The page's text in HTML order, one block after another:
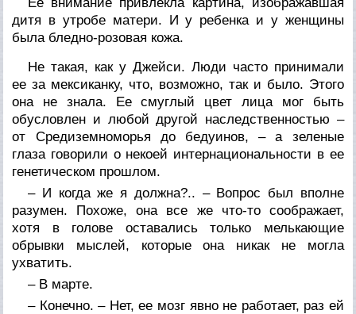
дитя в утробе матери. И у ребенка и у женщины
была бледно-розовая кожа.
Не такая, как у Джейси. Люди часто принимали
ее за мексиканку, что, возможно, так и было. Этого
она не знала. Ее смуглый цвет лица мог быть
обусловлен и любой другой наследственностью –
от Средиземноморья до бедуинов, – а зеленые
глаза говорили о некоей интернациональности в ее
генетическом прошлом.
– И когда же я должна?.. – Вопрос был вполне
разумен. Похоже, она все же что-то соображает,
хотя в голове оставались только мелькающие
обрывки мыслей, которые она никак не могла
ухватить.
– В марте.
– Конечно. – Нет, ее мозг явно не работает, раз ей